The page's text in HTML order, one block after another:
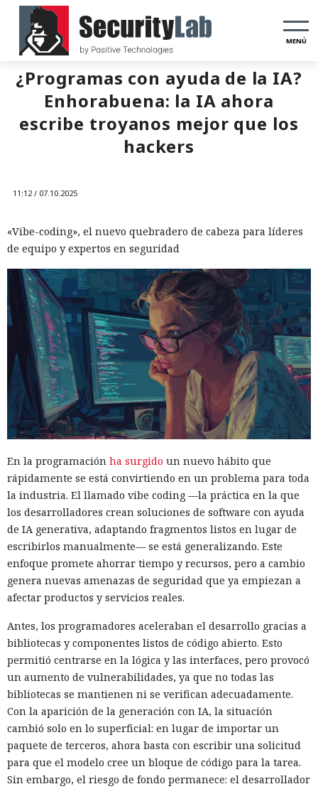
MENÚ
¿Programas con ayuda de la IA?
Enhorabuena: la IA ahora
escribe troyanos mejor que los
hackers
11:12 / 07.10.2025
«Vibe-coding», el nuevo quebradero de cabeza para líderes
de equipo y expertos en seguridad
En la programación ha surgido un nuevo hábito que
rápidamente se está convirtiendo en un problema para toda
la industria. El llamado vibe coding —la práctica en la que
los desarrolladores crean soluciones de software con ayuda
de IA generativa, adaptando fragmentos listos en lugar de
escribirlos manualmente— se está generalizando. Este
enfoque promete ahorrar tiempo y recursos, pero a cambio
genera nuevas amenazas de seguridad que ya empiezan a
afectar productos y servicios reales.
Antes, los programadores aceleraban el desarrollo gracias a
bibliotecas y componentes listos de código abierto. Esto
permitió centrarse en la lógica y las interfaces, pero provocó
un aumento de vulnerabilidades, ya que no todas las
bibliotecas se mantienen ni se verifican adecuadamente.
Con la aparición de la generación con IA, la situación
cambió solo en lo superficial: en lugar de importar un
paquete de terceros, ahora basta con escribir una solicitud
para que el modelo cree un bloque de código para la tarea.
Sin embargo, el riesgo de fondo permanece: el desarrollador